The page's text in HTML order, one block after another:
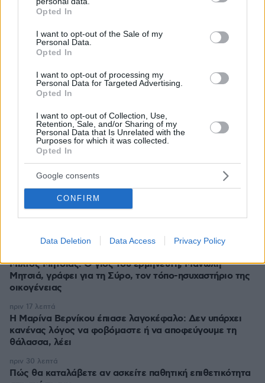
grant or deny consent to Google and its third-party tags to
use your data for below specified purposes in below Google
consent section.
Opted In
I want to opt-out of the Sale of my
Personal Data.
Opted In
I want to opt-out of processing my
Personal Data for Targeted Advertising.
Opted In
I want to opt-out of Collection, Use,
Retention, Sale, and/or Sharing of my
Personal Data that Is Unrelated with the
Purposes for which it was collected.
Opted In
Google consents
CONFIRM
Data Deletion Data Access Privacy Policy
ΡΟΗ ΕΙΔΗΣΕΩΝ
Ειδήσεις Δημοφιλή Σχολιασμένα
Οι αλλαγές στις λεωφορειακές γραμμές που θα
ισχύσουν με τη λειτουργία της επέκτασης του Μετρό
στην Καλαμαριά
πριν 6 λεπτά
«Πόσα θέλεις για το κορίτσι;»: Τουρίστας στην Κρήτη
ζητά... τιμή για ανήλικη που κάθεται αμέριμνη, τι
καταγγέλλει ο ιδιοκτήτης επιχείρησης
πριν 8 λεπτά
Βανδάλισαν εκκλησάκι στον Σαρωνικό, προκάλεσαν
ζημιές και στο Ιερό, δείτε φωτογραφίες
πριν 13 λεπτά
Μίλτος Μητσιάς: Ο γιος του ερμηνευτή, Μανώλη
Μητσιά, γράφει για τη Σύρο, τον τόπο-ησυχαστήριο της
οικογένειας
Η Μαρίνα Βερνίκου έπιασε λαγοκέφαλο: Δεν υπάρχει
κανένας λόγος να φοβόμαστε ή να αποφεύγουμε τη
θάλασσα, λέει
πριν 17 λεπτά
Πώς θα καταλάβετε αν ασκείτε παθητική επιθετικότητα
πριν 30 λεπτά